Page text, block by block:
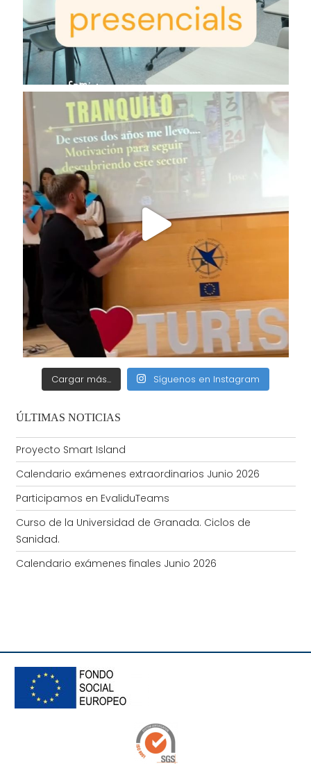
Cargar más... Síguenos en Instagram
ÚLTIMAS NOTICIAS
Proyecto Smart Island
Calendario exámenes extraordinarios Junio 2026
Participamos en EvaliduTeams
Curso de la Universidad de Granada. Ciclos de
Sanidad.
Calendario exámenes finales Junio 2026